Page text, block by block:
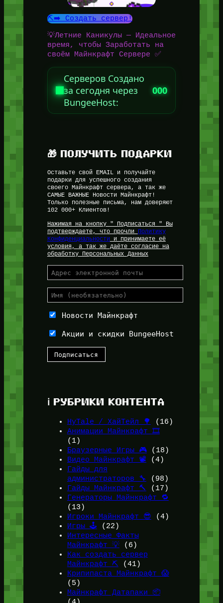
⛏️➡️ Создать сервер!
💡Летние Каникулы — Идеальное
время, чтобы Заработать на
своём Майнкрафт Сервере ✅
Серверов Создано
за сегодня через
BungeeHost:
000
🎁 ПОЛУЧИТЬ ПОДАРКИ
Оставьте свой EMAIL и получайте
подарки для успешного создания
своего Майнкрафт сервера, а так же
САМЫЕ ВАЖНЫЕ Новости Майнкрафт!
Только полезные письма, нам доверяют
102 000+ Клиентов!
Нажимая на кнопку " Подписаться " Вы
подтверждаете, что прочли
Политику
Конфиденциальностии принимаете её
условия, а так же даёте согласие на
обработку Персональных Данных
Новости Майнкрафт
Акции и скидки BungeeHost
ℹ️ РУБРИКИ КОНТЕНТА
HyTale / ХайТейл 🌳
(16)
Анимации Майнкрафт 🎞️
(1)
Браузерные Игры 🎮(18)
Видео Майнкрафт 📽️ (4)
Гайды для
администраторов 🔧
(98)
Гайды Майнкрафт 🔨
(17)
Генераторы Майнкрафт 🔁
(13)
Игроки Майнкрафт 😎 (4)
Игры 🕹️ (22)
Интересные Факты
Майнкрафт 💡(6)
Как создать сервер
Майнкрафт ⛏️ (41)
Крипипаста Майнкрафт 😱
(5)
Майнкрафт Датапаки 📦